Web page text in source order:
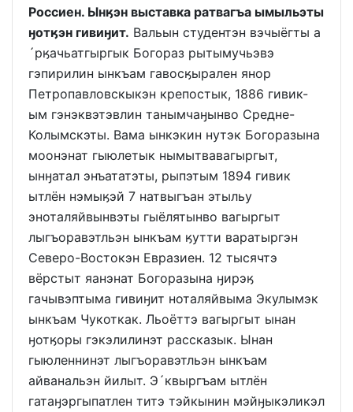
Россиен. Ынӄэн выставка ратвагъа ымыльэты
ӈотӄэн гивиӈит. Вальын студентэн вэчыёгты а
´рӄачьатгыргык Богораз рытымучьэвэ
гэпирилин ынкъам гавосӄырален янор
Петропавловскыкэн крепостык, 1886 гивик-
ым гэнэквэтэвлин танымчаӈынво Средне-
Колымскэты. Вама ынкэкин нутэк Богоразына
моонэнат гыюлетык нымытвавагыргыт,
ынӈатал энъататэты, рыпэтым 1894 гивик
ытлён нэмыӄэй 7 натвыгъан этыльу
эноталяйвынвэты гыёлятынво вагыргыт
лыгъоравэтльэн ынкъам ӄутти варатыргэн
Северо-Востокэн Евразиен. 12 тысячтэ
вёрстыт яанэнат Богоразына ӈирэӄ
гачывэптыма гивиӈит ноталяйвыма Экулымэк
ынкъам Чукоткак. Льоёттэ вагыргыт ынан
ӈотӄоры гэкэлилинэт рассказык. Ынан
гыюленнинэт лыгъоравэтльэн ынкъам
айванальэн йилыт. Э´квыргъам ытлён
гатаӈэргыпатлен титэ тэйкынин мэйӈыкэликэл